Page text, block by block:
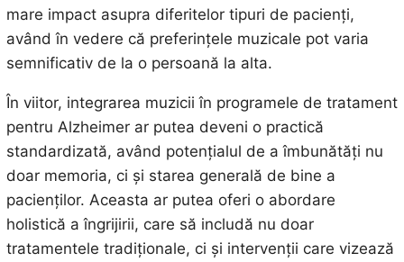
mare impact asupra diferitelor tipuri de pacienți,
având în vedere că preferințele muzicale pot varia
semnificativ de la o persoană la alta.
În viitor, integrarea muzicii în programele de tratament
pentru Alzheimer ar putea deveni o practică
standardizată, având potențialul de a îmbunătăți nu
doar memoria, ci și starea generală de bine a
pacienților. Aceasta ar putea oferi o abordare
holistică a îngrijirii, care să includă nu doar
tratamentele tradiționale, ci și intervenții care vizează